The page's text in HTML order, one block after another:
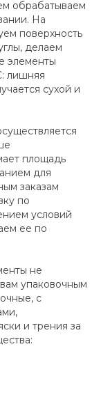
обрабатываем
На
поверхность
делаем
элементы
лишняя
сухой и
площадь
для
заказам
по
условий
ее по
не
упаковочным
с
и трения за